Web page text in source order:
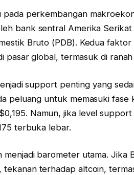
perkembangan
bank sentral Amerika
Bruto (PDB). Kedua faktor
pasar global, termasuk di
support penting yang
peluang untuk memasuki fase
Namun, jika level
terbuka lebar.
barometer utama. Jika
terhadap altcoin,